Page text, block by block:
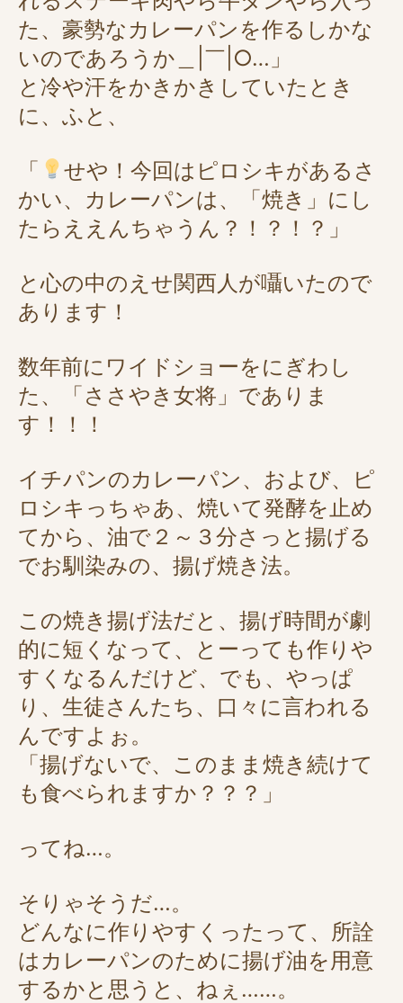
た、豪勢なカレーパンを作るしかな
いのであろうか＿|￣|○…」
と冷や汗をかきかきしていたとき
に、ふと、
「
せや！今回はピロシキがあるさ
かい、カレーパンは、「焼き」にし
たらええんちゃうん？！？！？」
と心の中のえせ関西人が囁いたので
あります！
数年前にワイドショーをにぎわし
た、「ささやき女将」でありま
す！！！
イチパンのカレーパン、および、ピ
ロシキっちゃあ、焼いて発酵を止め
てから、油で２～３分さっと揚げる
でお馴染みの、揚げ焼き法。
この焼き揚げ法だと、揚げ時間が劇
的に短くなって、とーっても作りや
すくなるんだけど、でも、やっぱ
り、生徒さんたち、口々に言われる
んですよぉ。
「揚げないで、このまま焼き続けて
も食べられますか？？？」
ってね…。
そりゃそうだ…。
どんなに作りやすくったって、所詮
はカレーパンのために揚げ油を用意
するかと思うと、ねぇ……。